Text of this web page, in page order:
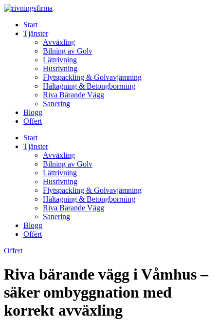
Skip
contentStart
Tjänster
Avväxling
Bilning av Golv
Lättrivning
Husrivning
Flytspackling & Golvavjämning
Håltagning & Betongborrning
Riva Bärande Vägg
Sanering
Blogg
Offert
Start
Tjänster
Avväxling
Bilning av Golv
Lättrivning
Husrivning
Flytspackling & Golvavjämning
Håltagning & Betongborrning
Riva Bärande Vägg
Sanering
Blogg
Offert
Offert
Riva bärande vägg i Våmhus –
säker ombyggnation med
korrekt avväxling